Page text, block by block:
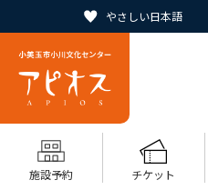
やさしい日本語
施設予約 チケット